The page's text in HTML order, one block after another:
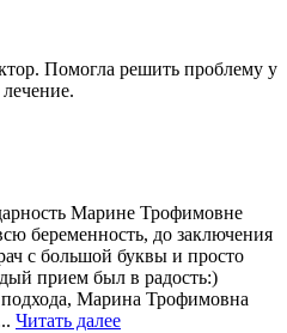
Помогла решить проблему у
Марине Трофимовне
беременность, до заключения
с большой буквы и просто
прием был в радость:)
Марина Трофимовна
Читать далее